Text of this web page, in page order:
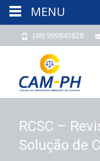
(48) 999845828
RCSC –
Solução de
MENU